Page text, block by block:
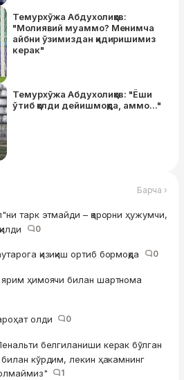
Темурхўжа Абдухолиқов:
"Молиявий муаммо? Менимча
айбни ўзимиздан қидиришимиз
керак"
Темурхўжа Абдухолиқов: "Ёши
ўтиб қолди дейишмоқда, аммо..."
Барча ›
тарк этмайди – қарорни ҳужумчи,
0
қизиқиш ортиб бормоқда 0
ҳимоячи билан шартнома
олди 0
белгиланиши керак бўлган
кўрдим, лекин ҳакамнинг
1